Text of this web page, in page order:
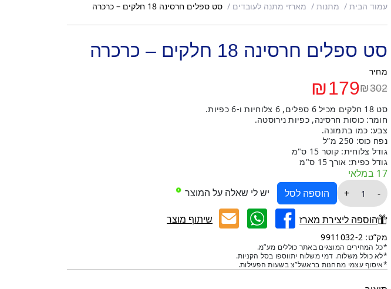
עמוד הבית מתנות מארזי מתנה לעובדים סט ספלים חרסינה 18 חלקים – כרכרה
סט ספלים חרסינה 18 חלקים – כרכרה
מחיר
₪302
המחיר
המקורי
היה:
₪302.
₪179
המחיר
הנוכחי
הוא:
₪179.
סט 18 חלקים מכיל 6 ספלים, 6 צלוחיות ו-6 כפיות.
חומר: כוסות חרסינה, כפיות נירוסטה.
צבע: כמו בתמונה.
נפח כוס: 250 מ”ל
גודל צלוחית: קוטר 15 ס"מ
גודל כפית: אורך 15 ס"מ
17 במלאי
-
כמות
סט
ספלים
חרסינה
18
חלקים
+ הוספה לסל יש לי שאלה על המוצר
הוספה ליצירת מארז שיתוף מוצר
מק”ט: 9911032-2
*כל המחירים המוצגים באתר כוללים מע”מ.
*לא כולל משלוח. דמי משלוח יתווספו בסל הקניות.
*איסוף עצמי מהחנות בראשל”צ בשעות הפעילות.